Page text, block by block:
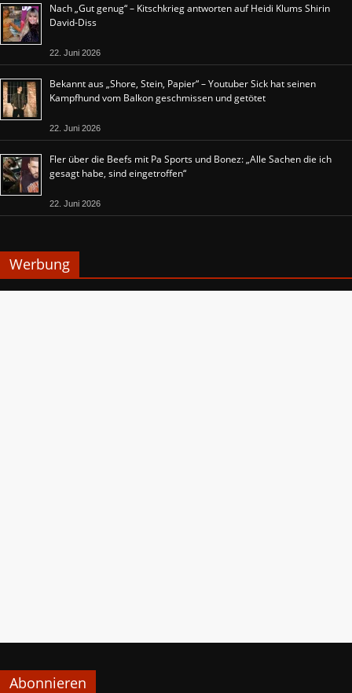
Nach „Gut genug“ – Kitschkrieg antworten auf Heidi Klums Shirin
David-Diss
22. Juni 2026
Bekannt aus „Shore, Stein, Papier“ – Youtuber Sick hat seinen
Kampfhund vom Balkon geschmissen und getötet
22. Juni 2026
Fler über die Beefs mit Pa Sports und Bonez: „Alle Sachen die ich
gesagt habe, sind eingetroffen“
22. Juni 2026
Werbung
Abonnieren